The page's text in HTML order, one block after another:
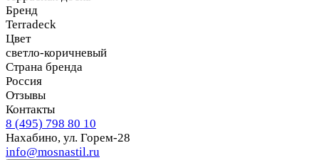
Бренд
Terradeck
Цвет
светло-коричневый
Страна бренда
Россия
Отзывы
Контакты
8 (495) 798 80 10
Нахабино, ул. Горем-28
info@mosnastil.ru